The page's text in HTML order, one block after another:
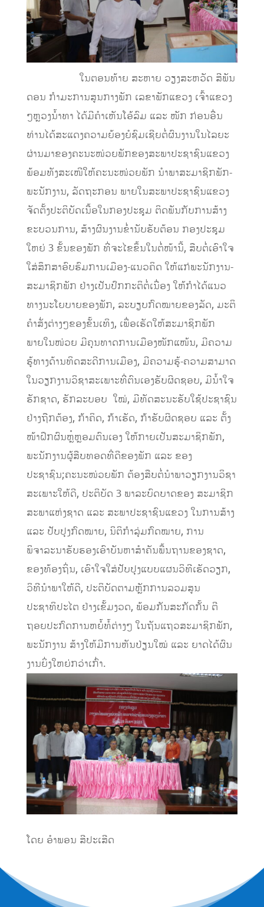
ໃນຕອນທ້າຍ ສະຫາຍ ວຽງສະຫວັດ ສີພັນ
ດອນ ກຳມະການສູນກາງພັກ ເລຂາພັກແຂວງ ເຈົ້າແຂວງ
ໆຫຼວງນ້ຳທາ ໄດ້ມີຄຳເຫັນໂອ້ລົມ ແລະ ໜັກ ກ່ອນອື່ນ
ທ່ານໄດ້ສະແດງຄວາມຍ້ອງຍໍຊົມເຊີຍຕໍ່ຜົນງານໃນໄລຍະ
ຜ່ານມາຂອງຄະນະໜ່ວຍພັກຂອງສະພາປະຊາຊົນແຂວງ
ພ້ອມທັງສະເໜີໃຫ້ຄະນະໜ່ວຍພັກ ນໍາພາສະມາຊິກພັກ-
ພະນັກງານ, ລັດຖະກອນ ພາຍໃນສະພາປະຊາຊົນແຂວງ
ຈັດຕັ້ງປະຕິບັດເນື້ອໃນກອງປະຊຸມ ຕິດພັນກັບການສ້າງ
ຂະບວນການ, ສ້າງຜົນງານຂໍ່ານັບຮັບຕ້ອນ ກອງປະຊຸມ
ໃຫຍ່ 3 ຂັ້ນຂອງພັກ ທີ່ຈະໄຂຂຶ້ນໃນຕໍ່ໜ້ານີ້, ສືບຕໍ່ເອົາໃຈ
ໃສ່ສຶກສາອົບຮົມການເມືອງ-ແນວຄິດ ໃຫ້ແກ່ພະນັກງານ-
ສະມາຊິກພັກ ຢ່າງເປັນປົກກະຕິຕໍ່ເນື່ອງ ໃຫ້ກໍາໄດ້ແນວ
ທາງນະໂຍບາຍຂອງພັກ, ລະບຽບກົດໝາຍຂອງລັດ, ມະຕິ
ຄໍາສັ່ງຕ່າງໆຂອງຂັ້ນເທິງ, ເພື່ອເຮັດໃຫ້ສະມາຊິກພັກ
ພາຍໃນໜ່ວຍ ມີຄຸນທາດການເມືອງໜັກແໜ້ນ, ມີຄວາມ
ຮູ້ທາງດ້ານທິດສະດີການເມືອງ, ມີຄວາມຮູ້-ຄວາມສາມາດ
ໃນວຽກງານວິຊາສະເພາະທີ່ຕົນເອງຮັບຜິດຊອບ, ມີນໍ້າໃຈ
ຮັກຊາດ, ຮັກລະບອບ ໃໝ່, ມີທັດສະນະຮັບໃຊ້ປະຊາຊົນ
ຢ່າງຖືກຕ້ອງ, ກ້າຄິດ, ກ້າເຮັດ, ກ້າຮັບຜິດຊອບ ແລະ ຕັ້ງ
ໜ້າຝຶກຜົນຫຼໍຫຼອມຕົນເອງ ໃຫ້ກາຍເປັນສະມາຊິກພັກ,
ພະນັກງານຜູ້ສືບທອດທີ່ດີຂອງພັກ ແລະ ຂອງ
ປະຊາຊົນ;ຄະນະໜ່ວຍພັກ ຕ້ອງສືບຕໍ່ນໍາພາວຽກງານວິຊາ
ສະເພາະໃຫ້ດີ, ປະຕິບັດ 3 ພາລະບົດບາດຂອງ ສະມາຊິກ
ສະພາແຫ່ງຊາດ ແລະ ສະພາປະຊາຊົນແຂວງ ໃນການສ້າງ
ແລະ ປັບປຸງກົດໝາຍ, ນິຕິກໍາລຸ່ມກົດໝາຍ, ການ
ພິຈາລະນາຮັບຮອງເອົາບັນຫາສໍາຄັນພື້ນຖານຂອງຊາດ,
ຂອງທ້ອງຖິ່ນ, ເອົາໃຈໃສ່ປັບປຸງແບບແຜນວິທີເຮັດວຽກ,
ວິທີນໍາພາໃຫ້ດີ, ປະຕິບັດຕາມຫຼັກການລວມສູນ
ປະຊາທິປະໄຕ ຢ່າງເຂັ້ມງວດ, ພ້ອມກັນສະກັດກັ້ນ ຕີ
ຖອຍປະກົດການຫຍໍ້ທໍ້ຕ່າງໆ ໃນຖັນແຖວສະມາຊິກພັກ,
ພະນັກງານ ສ້າງໃຫ້ມີການຫັນປ່ຽນໃໝ່ ແລະ ຍາດໄດ້ຜົນ
ງານຍິ່ງໃຫຍ່ກວ່າເກົ່າ.
ໂດຍ ອໍາພອນ ສີປະເສີດ